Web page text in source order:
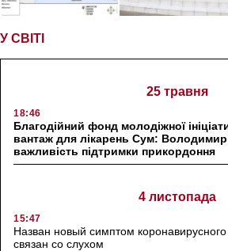
У СВІТІ
25 травня
18:46
Благодійний фонд молодіжної
вантаж для лікарень Сум:
важливість підтримки прикордоння
4 листопада
15:47
Назван новый симптом
связан со слухом